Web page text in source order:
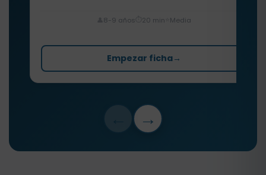
8-9 años 20 min Media
Empezar ficha→
→